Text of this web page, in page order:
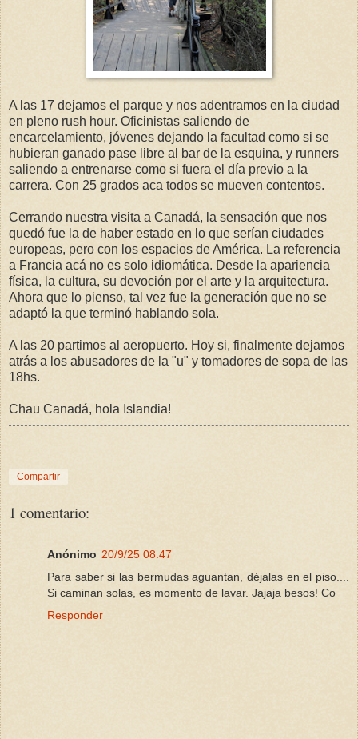
A las 17 dejamos el parque y nos adentramos en la ciudad
en pleno rush hour. Oficinistas saliendo de
encarcelamiento, jóvenes dejando la facultad como si se
hubieran ganado pase libre al bar de la esquina, y runners
saliendo a entrenarse como si fuera el día previo a la
carrera. Con 25 grados aca todos se mueven contentos.
Cerrando nuestra visita a Canadá, la sensación que nos
quedó fue la de haber estado en lo que serían ciudades
europeas, pero con los espacios de América. La referencia
a Francia acá no es solo idiomática. Desde la apariencia
física, la cultura, su devoción por el arte y la arquitectura.
Ahora que lo pienso, tal vez fue la generación que no se
adaptó la que terminó hablando sola.
A las 20 partimos al aeropuerto. Hoy si, finalmente dejamos
atrás a los abusadores de la "u" y tomadores de sopa de las
18hs.
Chau Canadá, hola Islandia!
Compartir
1 comentario:
Anónimo 20/9/25 08:47
Para saber si las bermudas aguantan, déjalas en el piso....
Si caminan solas, es momento de lavar. Jajaja besos! Co
Responder